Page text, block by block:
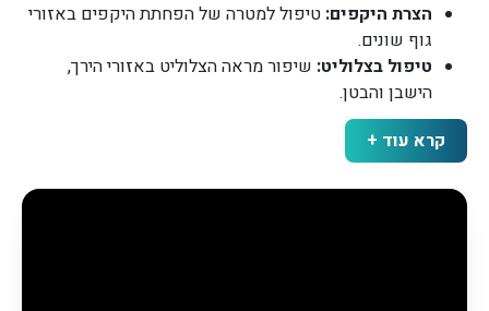
הצרת היקפים: טיפול למטרה של הפחתת היקפים באזורי
גוף שונים.
טיפול בצלוליט: שיפור מראה הצלוליט באזורי הירך,
הישבן והבטן.
מיצוק עור: חיזוק ומיצוק העור תוך הפחתת קמטים ועור
רפוי.
טיפולים בצלקות
המראה והפחתת נראותן.
קרא עוד +